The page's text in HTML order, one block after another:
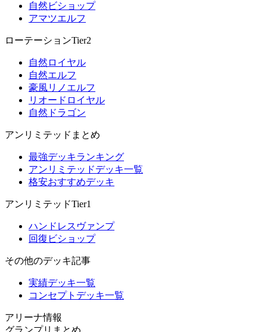
自然ビショップ
アマツエルフ
ローテーションTier2
自然ロイヤル
自然エルフ
豪風リノエルフ
リオードロイヤル
自然ドラゴン
アンリミテッドまとめ
最強デッキランキング
アンリミテッドデッキ一覧
格安おすすめデッキ
アンリミテッドTier1
ハンドレスヴァンプ
回復ビショップ
その他のデッキ記事
実績デッキ一覧
コンセプトデッキ一覧
アリーナ情報
グランプリまとめ